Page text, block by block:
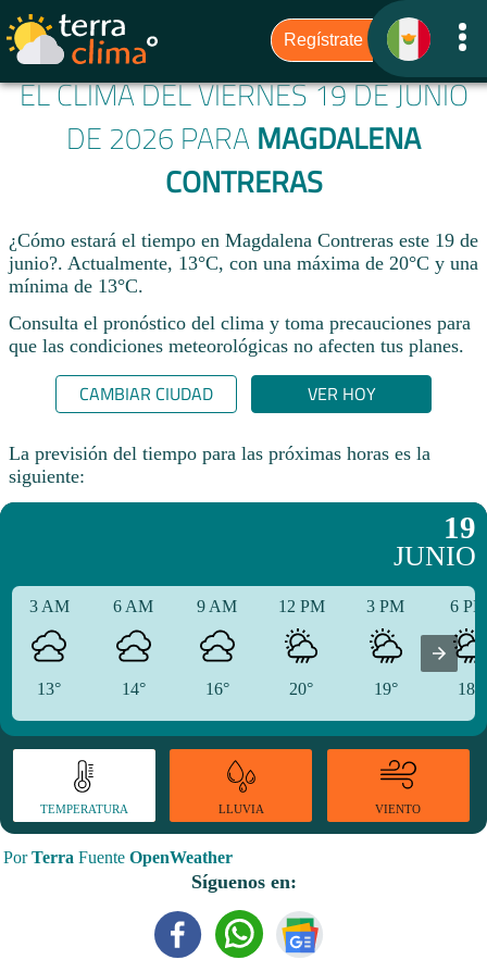
EL CLIMA DEL VIERNES 19 DE JUNIO
DE 2026 PARA MAGDALENA
CONTRERAS
¿Cómo estará el tiempo en Magdalena Contreras este 19 de
junio?. Actualmente, 13°C, con una máxima de 20°C y una
mínima de 13°C.
Consulta el pronóstico del clima y toma precauciones para
que las condiciones meteorológicas no afecten tus planes.​
CAMBIAR CIUDAD VER HOY
La previsión del tiempo para las próximas horas es la
siguiente:
19
JUNIO
3 AM
13°
6 AM
14°
9 AM
16°
12 PM
20°
3 PM
19°
6
18°
TEMPERATURA LLUVIA VIENTO
PorTerra Fuente OpenWeather
Síguenos en: